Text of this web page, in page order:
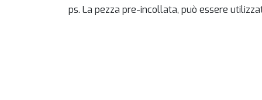
ps. La pezza pre-incollata, può essere